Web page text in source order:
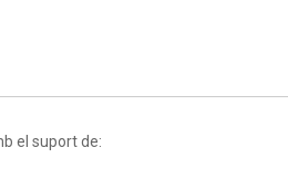
el suport de: